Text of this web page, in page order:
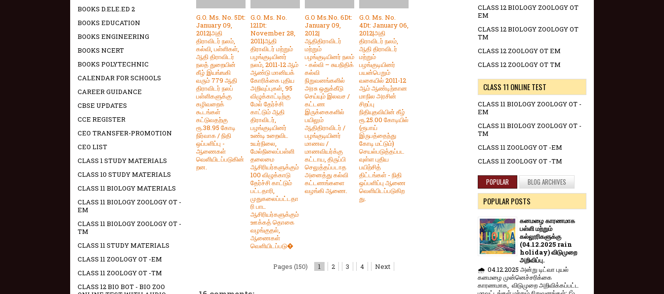
G.O. Ms. No. 5Dt:
January 09,
2012|அதி
திராவிடர் நலம்,
கல்வி, பள்ளிகள்,
ஆதி திராவிடர்
நலத் துறையின்
கீழ் இயங்ஙகி
வரும் 779 ஆதி
திராவிடர் நலப்
பள்ளிகளுக்கு
கழிவறைக்
கூடங்கள்
கட்டுவதற்கு
ரூ.38.95 கோடி
நிர்வாக / நிதி
ஒப்பளிப்பு -
ஆணைகள்
வெளியிடப்படுகின்
றன.
G.O. Ms. No.
121Dt:
November 28,
2011|ஆதி
திராவிடர் மற்றும்
பழங்குடியினர்
நலம், 2011-12 ஆம்
ஆண்டு மானியக்
கோரிக்கை புதிய
அறிவுப்புகள், 95
விழுக்காட்டிற்கு
மேல் தேர்ச்சி
காட்டும் ஆதி
திராவிடர்,
பழங்குடியினர்
உண்டி உறைவிட
உயர்நிலை,
மேல்நிலைப்பள்ளி
தலைமை
ஆசிரியர்களுக்கும்
100 விழுக்காடு
தேர்ச்சி காட்டும்
பட்டதாரி,
முதுகலைப்பட்டதா
ரி பாட
ஆசிரியர்களுக்கும்
ஊக்கத் தொகை
வழங்குதல்,
ஆணைகள்
வெளியிடப்படு�
G.O Ms.No. 6Dt:
January 09,
2012|
ஆதிதிராவிடர்
மற்றும்
பழங்குடியினர் நலம்
- கல்வி – சுயநிதிக்
கல்வி
நிறுவனங்களில்
அரசு ஒதுக்கீடு
செய்யும் இலவச /
கட்டண
இருக்கைகளில்
பயிலும்
ஆதிதிராவிடர் /
பழங்குடியினர்
மாணவ /
மாணவியர்க்கு
கட்டாய, திருப்பி
செலுத்தப்படாத
அனைத்து கல்வி
கட்டணங்களை
வழங்கி ஆணை.
G.O. Ms. No.
4Dt: January 06,
2012|அதி
திராவிடர் நலம்,
ஆதி திராவிடர்
மற்றும்
பழங்குடியினர்
பயன்பெறும்
வகையில் 2011-12
ஆம் ஆண்டிற்கான
மாநில அரசின்
சிறப்பு
நிதியுதவியின் கீழ்
ரூ.25.00 கோடியில்
(ரூபாய்
இருபத்தைந்து
கோடி மட்டும்)
செயல்படுத்தப்பட
வுள்ள புதிய
பயிற்சித்
திட்டங்கள் - நிதி
ஒப்பளிப்பு ஆணை
வெளியிடப்படுகிற
து.
Pages (150) 1 2 3 4 Next
BOOKS D.ELE.ED 2
BOOKS EDUCATION
BOOKS ENGINEERING
BOOKS NCERT
BOOKS POLYTECHNIC
CALENDAR FOR SCHOOLS
CAREER GUIDANCE
CBSE UPDATES
CCE REGISTER
CEO TRANSFER-PROMOTION
CEO LIST
CLASS 1 STUDY MATERIALS
CLASS 10 STUDY MATERIALS
CLASS 11 BIOLOGY MATERIALS
CLASS 11 BIOLOGY ZOOLOGY OT -
EM
CLASS 11 BIOLOGY ZOOLOGY OT -
TM
CLASS 11 STUDY MATERIALS
CLASS 11 ZOOLOGY OT -EM
CLASS 11 ZOOLOGY OT -TM
CLASS 12 BIO BOT - BIO ZOO
CLASS 12 BIOLOGY ZOOLOGY OT
EM
CLASS 12 BIOLOGY ZOOLOGY OT
TM
CLASS 12 ZOOLOGY OT EM
CLASS 12 ZOOLOGY OT TM
CLASS 11 ONLINE TEST
CLASS 11 BIOLOGY ZOOLOGY OT -
EM
CLASS 11 BIOLOGY ZOOLOGY OT -
TM
CLASS 11 ZOOLOGY OT -EM
CLASS 11 ZOOLOGY OT -TM
POPULAR BLOG ARCHIVES
POPULAR POSTS
கனமழை காரணமாக
பள்ளி மற்றும்
கல்லூரிகளுக்கு
(04.12.2025 rain
holiday) விடுமுறை
அறிவிப்பு.
🌧️ 04.12.2025 அன்று டிட்வா புயல்
கனமழை முன்னெச்சரிக்கை
காரணமாக, விடுமுறை அறிவிக்கப்பட்ட